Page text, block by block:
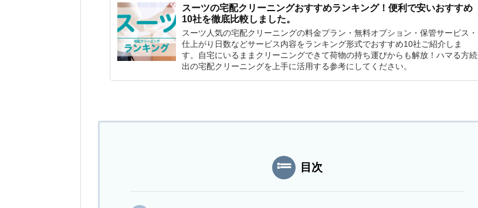
スーツの宅配クリーニングおすすめランキング！便利で安いおすすめ
10社を徹底比較しました。
スーツ人気の宅配クリーニングの料金プラン・無料オプション・保管サービス・
仕上がり日数などサービス内容をランキング形式でおすすめ10社ご紹介しま
す。自宅にいるままクリーニングできて荷物の持ち運びからも解放！ハマる方続
出の宅配クリーニングを上手に活用する参考にしてください。
目次